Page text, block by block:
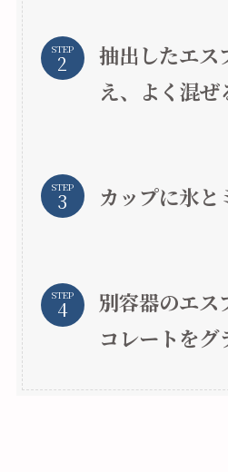
STEP
抽出したエス
え、よく混ぜ
STEP カップに氷と
STEP
別容器のエス
コレートをグ